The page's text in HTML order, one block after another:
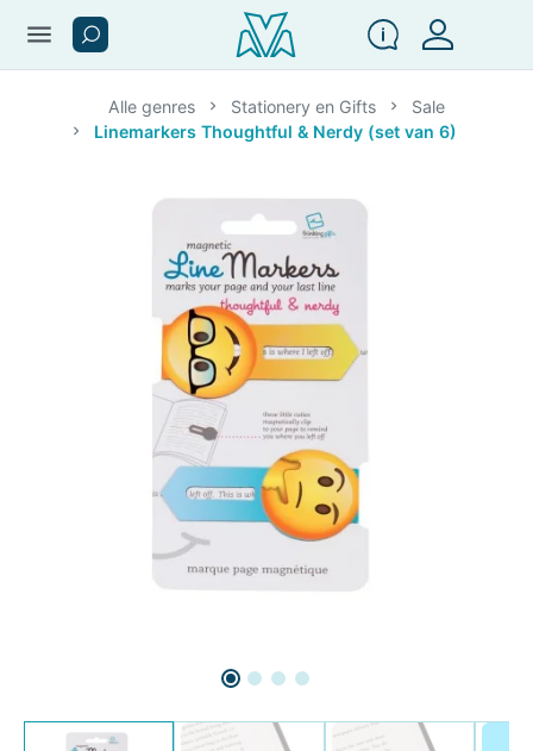
menu
Alle genres Stationery en Gifts
Sale
Linemarkers Thoughtful & Nerdy (set van 6)